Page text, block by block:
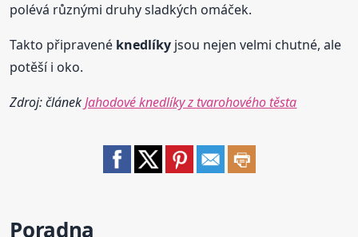
polévá různými druhy sladkých omáček.
Takto připravené knedlíky jsou nejen velmi chutné, ale
potěší i oko.
Zdroj: článekJahodové knedlíky z tvarohového těsta
Poradna